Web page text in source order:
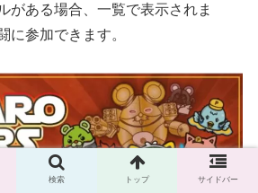
がある場合、一覧で表示されま
に参加できます。
検索 トップ サイドバー